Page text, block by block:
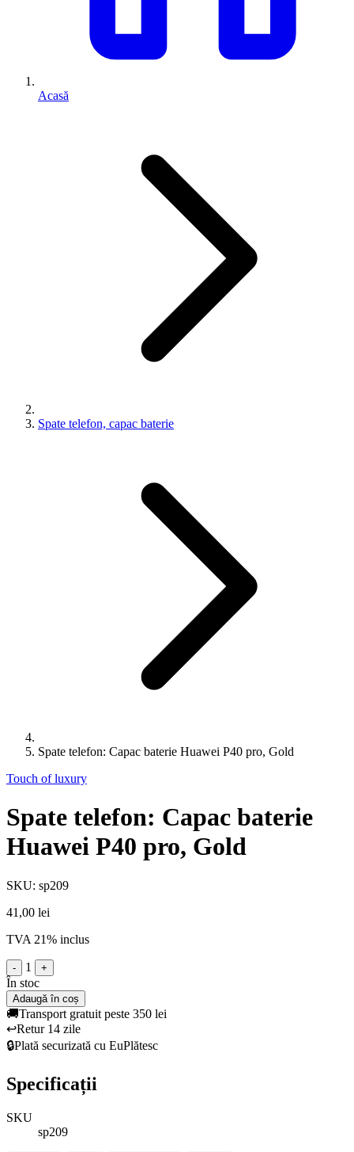
Acasă
Spate telefon, capac baterie
Spate telefon: Capac baterie Huawei P40 pro, Gold
Touch of luxury
Spate telefon: Capac baterie
Huawei P40 pro, Gold
SKU: sp209
41,00 lei
TVA 21% inclus
- 1 +
În stoc
Adaugă în coș
🚚Transport gratuit peste 350 lei
↩️Retur 14 zile
🔒Plată securizată cu EuPlătesc
Specificații
SKU
sp209